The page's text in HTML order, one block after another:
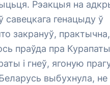
Рэакцыя на
генацыду ў
закрануў, практычна,
праўда пра Курапаты
і гнеў, ягоную
выбухнула, не